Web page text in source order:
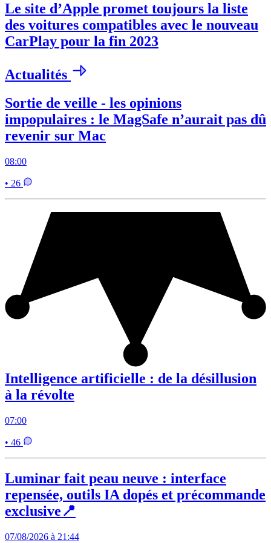
Le site d’Apple promet toujours la liste
des voitures compatibles avec le nouveau
CarPlay pour la fin 2023
Actualités
Sortie de veille - les opinions
impopulaires : le MagSafe n’aurait pas dû
revenir sur Mac
08:00
• 26
Intelligence artificielle : de la désillusion
à la révolte
07:00
• 46
Luminar fait peau neuve : interface
repensée, outils IA dopés et précommande
exclusive📍
07/08/2026 à 21:44